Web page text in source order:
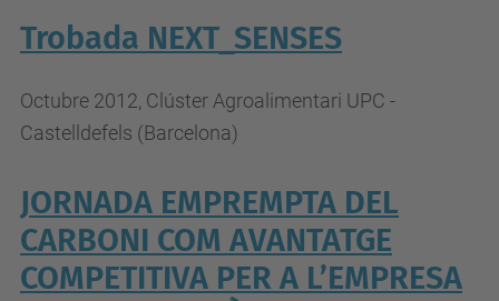
Trobada NEXT_SENSES
Octubre 2012, Clúster Agroalimentari UPC -
Castelldefels (Barcelona)
JORNADA EMPREMPTA DEL
CARBONI COM AVANTATGE
COMPETITIVA PER A L’EMPRESA